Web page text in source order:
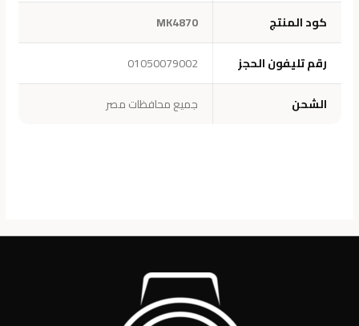
كود المنتج
MK4870
رقم تليفون الحجز
01050079002
الشحن
جميع محافظات مصر